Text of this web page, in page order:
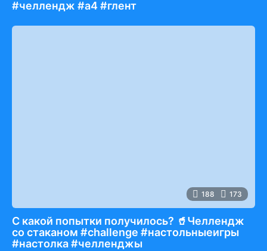
#челлендж #а4 #глент
188 173
С какой попытки получилось? 🥤Челлендж
со стаканом #challenge #настольныеигры
#настолка #челленджы